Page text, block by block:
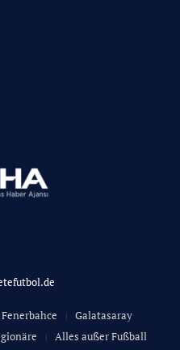
Fenerbahce
Galatasaray
Alles außer Fußball